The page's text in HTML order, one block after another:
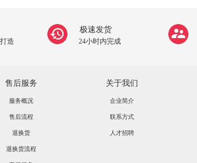
造
极速发货
24小时内完成
售后服务
服务概况
售后流程
退换货
退换货流程
关于我们
企业简介
联系方式
人才招聘